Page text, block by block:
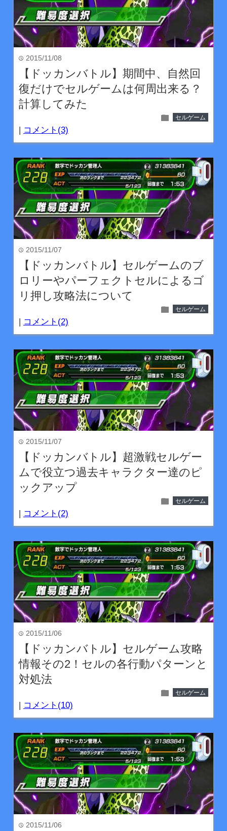
time 2015/11/08
【ドッカンバトル】期間中、自然回
復だけでセルゲームは何周出来る？
計算してみた
folder セルゲーム
| コメント(3)
time 2015/11/07
【ドッカンバトル】セルゲームのブ
ロリーやパーフェクトセルによるゴ
リ押し攻略法について
folder セルゲーム
| コメント(2)
time 2015/11/07
【ドッカンバトル】超激戦セルゲー
ムで役立つ過去キャラクター達のピ
ックアップ
folder セルゲーム
| コメント(2)
time 2015/11/06
【ドッカンバトル】セルゲーム攻略
情報その2！セルの各行動パターンと
対処法
folder セルゲーム
| コメント(10)
time 2015/11/06